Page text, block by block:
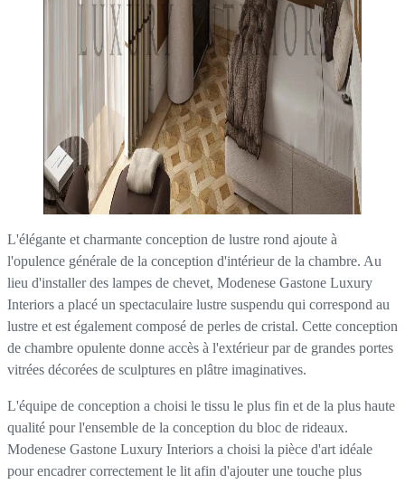
L'élégante et charmante conception de lustre rond ajoute à
l'opulence générale de la conception d'intérieur de la chambre. Au
lieu d'installer des lampes de chevet, Modenese Gastone Luxury
Interiors a placé un spectaculaire lustre suspendu qui correspond au
lustre et est également composé de perles de cristal. Cette conception
de chambre opulente donne accès à l'extérieur par de grandes portes
vitrées décorées de sculptures en plâtre imaginatives.
L'équipe de conception a choisi le tissu le plus fin et de la plus haute
qualité pour l'ensemble de la conception du bloc de rideaux.
Modenese Gastone Luxury Interiors a choisi la pièce d'art idéale
pour encadrer correctement le lit afin d'ajouter une touche plus